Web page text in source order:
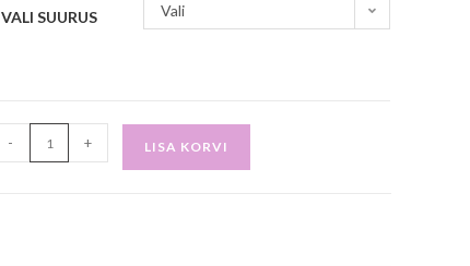
VALI SUURUS Vali
- + LISA KORVI